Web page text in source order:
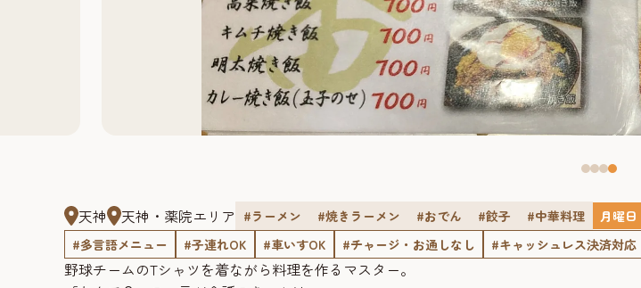
天神 天神・薬院エリア #ラーメン #焼きラーメン #おでん #餃子 #中華料理 月曜日
#多言語メニュー
#子連れOK #車いすOK #チャージ・お通しなし #キャッシュレス決済対応
野球チームのTシャツを着ながら料理を作るマスター。